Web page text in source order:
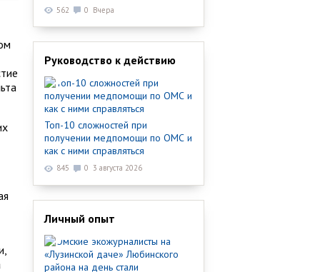
562 0 Вчера
Руководство к действию
Топ-10 сложностей при
получении медпомощи по ОМС и
как с ними справляться
845 0 3 августа 2026
Личный опыт